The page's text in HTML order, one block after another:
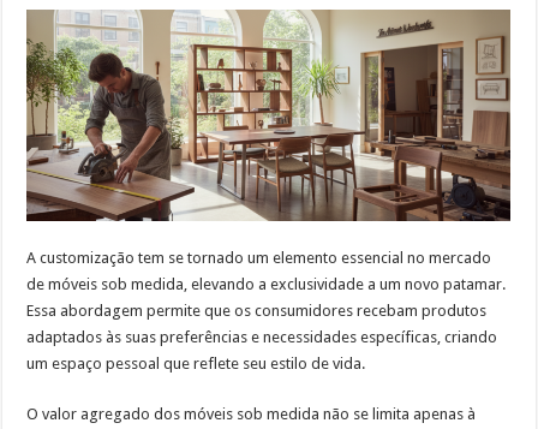
A customização tem se tornado um elemento essencial no mercado
de móveis sob medida, elevando a exclusividade a um novo patamar.
Essa abordagem permite que os consumidores recebam produtos
adaptados às suas preferências e necessidades específicas, criando
um espaço pessoal que reflete seu estilo de vida.
O valor agregado dos móveis sob medida não se limita apenas à